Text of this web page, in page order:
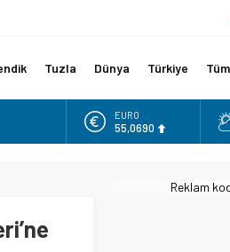
Tuzla Dünya Türkiye
EURO
55,0690
Reklam